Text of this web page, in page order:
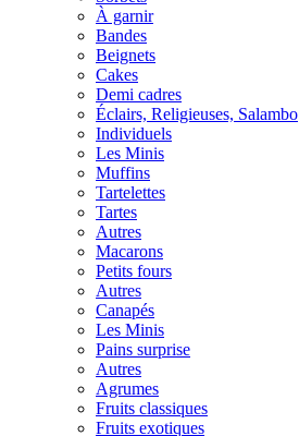
À garnir
Bandes
Beignets
Cakes
Demi cadres
Éclairs, Religieuses, Salambo
Individuels
Les Minis
Muffins
Tartelettes
Tartes
Autres
Macarons
Petits fours
Autres
Canapés
Les Minis
Pains surprise
Autres
Agrumes
Fruits classiques
Fruits exotiques